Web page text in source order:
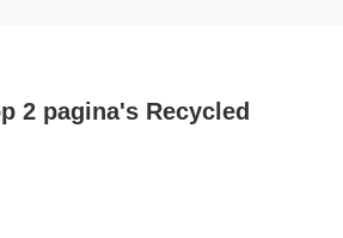
2 pagina's Recycled